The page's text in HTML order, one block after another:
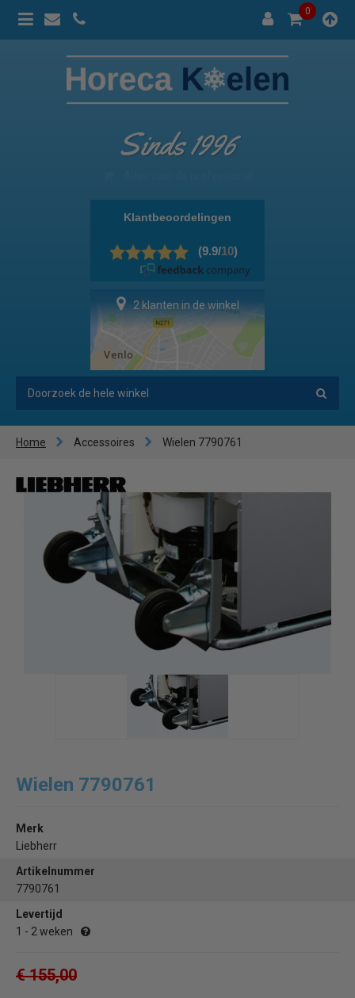
0
Sinds 1996
2 klanten in de winkel
Home Accessoires Wielen 7790761
Wielen 7790761
Merk
Liebherr
Artikelnummer
7790761
Levertijd
1 - 2 weken
€ 155,00